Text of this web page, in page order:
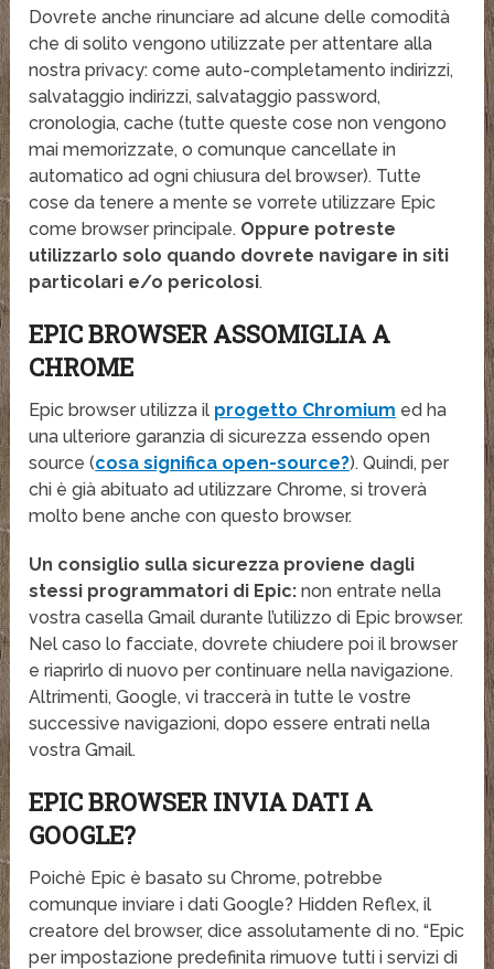
Dovrete anche rinunciare ad alcune delle comodità
che di solito vengono utilizzate per attentare alla
nostra privacy: come auto-completamento indirizzi,
salvataggio indirizzi, salvataggio password,
cronologia, cache (tutte queste cose non vengono
mai memorizzate, o comunque cancellate in
automatico ad ogni chiusura del browser). Tutte
cose da tenere a mente se vorrete utilizzare Epic
come browser principale. Oppure potreste
utilizzarlo solo quando dovrete navigare in siti
particolari e/o pericolosi.
EPIC BROWSER ASSOMIGLIA A
CHROME
Epic browser utilizza il progetto Chromium ed ha
una ulteriore garanzia di sicurezza essendo open
source (cosa significa open-source?). Quindi, per
chi è già abituato ad utilizzare Chrome, si troverà
molto bene anche con questo browser.
Un consiglio sulla sicurezza proviene dagli
stessi programmatori di Epic: non entrate nella
vostra casella Gmail durante l’utilizzo di Epic browser.
Nel caso lo facciate, dovrete chiudere poi il browser
e riaprirlo di nuovo per continuare nella navigazione.
Altrimenti, Google, vi traccerà in tutte le vostre
successive navigazioni, dopo essere entrati nella
vostra Gmail.
EPIC BROWSER INVIA DATI A
GOOGLE?
Poichè Epic è basato su Chrome, potrebbe
comunque inviare i dati Google? Hidden Reflex, il
creatore del browser, dice assolutamente di no. “Epic
per impostazione predefinita rimuove tutti i servizi di